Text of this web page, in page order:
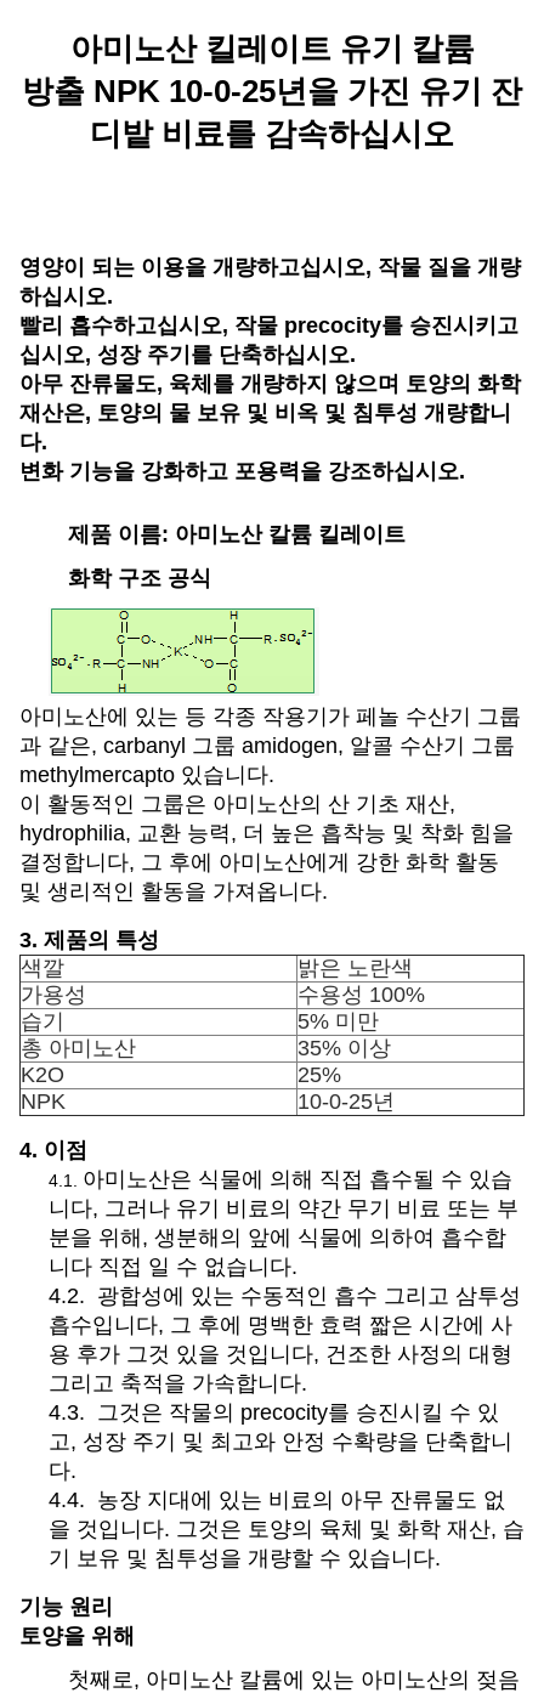
아미노산 킬레이트 유기 칼륨
방출 NPK 10-0-25년을 가진 유기 잔
디밭 비료를 감속하십시오
영양이 되는 이용을 개량하고십시오, 작물 질을 개량
하십시오.
빨리 흡수하고십시오, 작물 precocity를 승진시키고
십시오, 성장 주기를 단축하십시오.
아무 잔류물도, 육체를 개량하지 않으며 토양의 화학
재산은, 토양의 물 보유 및 비옥 및 침투성 개량합니
다.
변화 기능을 강화하고 포용력을 강조하십시오.
제품 이름: 아미노산 칼륨 킬레이트
화학 구조 공식
아미노산에 있는 등 각종 작용기가 페놀 수산기 그룹
과 같은, carbanyl 그룹 amidogen, 알콜 수산기 그룹
methylmercapto 있습니다.
이 활동적인 그룹은 아미노산의 산 기초 재산,
hydrophilia, 교환 능력, 더 높은 흡착능 및 착화 힘을
결정합니다, 그 후에 아미노산에게 강한 화학 활동
및 생리적인 활동을 가져옵니다.
3. 제품의 특성
색깔
밝은 노란색
가용성
수용성 100%
습기
5% 미만
총 아미노산
35% 이상
K2O
25%
NPK
10-0-25년
4. 이점
4.1. 아미노산은 식물에 의해 직접 흡수될 수 있습
니다, 그러나 유기 비료의 약간 무기 비료 또는 부
분을 위해, 생분해의 앞에 식물에 의하여 흡수합
니다 직접 일 수 없습니다.
4.2. 광합성에 있는 수동적인 흡수 그리고 삼투성
흡수입니다, 그 후에 명백한 효력 짧은 시간에 사
용 후가 그것 있을 것입니다, 건조한 사정의 대형
그리고 축적을 가속합니다.
4.3. 그것은 작물의 precocity를 승진시킬 수 있
고, 성장 주기 및 최고와 안정 수확량을 단축합니
다.
4.4. 농장 지대에 있는 비료의 아무 잔류물도 없
을 것입니다. 그것은 토양의 육체 및 화학 재산, 습
기 보유 및 침투성을 개량할 수 있습니다.
기능 원리
토양을 위해
첫째로, 아미노산 칼륨에 있는 아미노산의 젖음